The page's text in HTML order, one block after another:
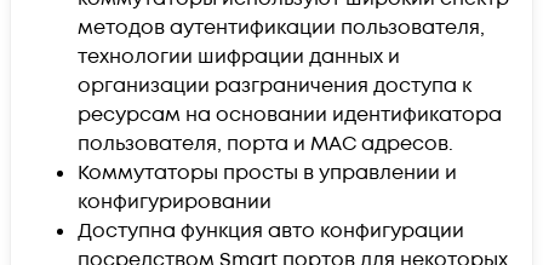
методов аутентификации пользователя,
технологии шифрации данных и
организации разграничения доступа к
ресурсам на основании идентификатора
пользователя, порта и MAC адресов.
Коммутаторы просты в управлении и
конфигурировании
Доступна функция авто конфигурации